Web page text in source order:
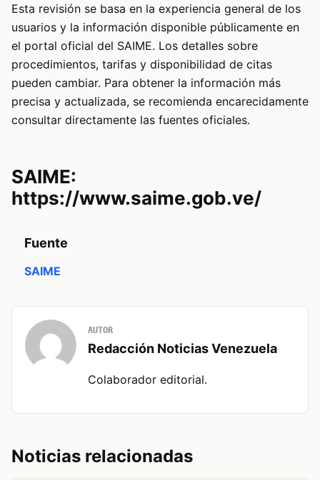
Esta revisión se basa en la experiencia general de los
usuarios y la información disponible públicamente en
el portal oficial del SAIME. Los detalles sobre
procedimientos, tarifas y disponibilidad de citas
pueden cambiar. Para obtener la información más
precisa y actualizada, se recomienda encarecidamente
consultar directamente las fuentes oficiales.
SAIME:
https://www.saime.gob.ve/
Fuente
SAIME
AUTOR
Redacción Noticias Venezuela
Colaborador editorial.
Noticias relacionadas